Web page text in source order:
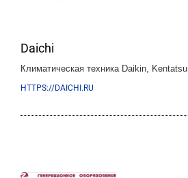
Daichi
Климатическая техника Daikin, Kentatsu
HTTPS://DAICHI.RU